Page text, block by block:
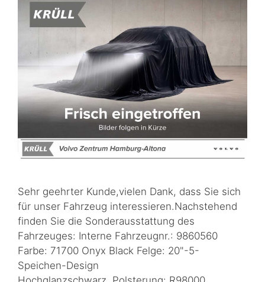
Sehr geehrter Kunde,vielen Dank, dass Sie sich
für unser Fahrzeug interessieren.Nachstehend
finden Sie die Sonderausstattung des
Fahrzeuges: Interne Fahrzeugnr.: 9860560
Farbe: 71700 Onyx Black Felge: 20"-5-
Speichen-Design